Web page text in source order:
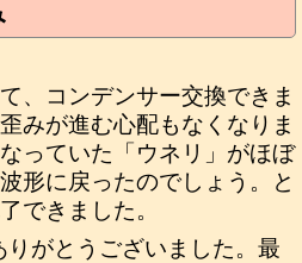
、コンデンサー交換できま
みが進む心配もなくなりま
っていた「ウネリ」がほぼ
形に戻ったのでしょう。と
できました。
りがとうございました。最